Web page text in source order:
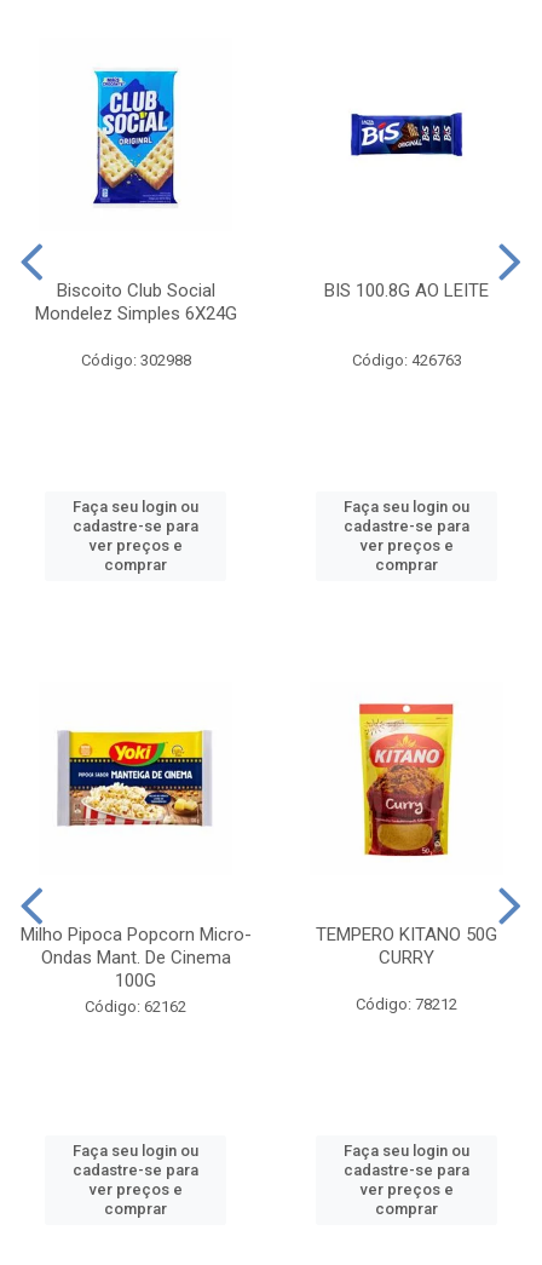
Biscoito Club Social
Mondelez Simples 6X24G
Código: 302988
Faça seu login ou
cadastre-se para
ver preços e
comprar
BIS 100.8G AO LEITE
Código: 426763
Faça seu login ou
cadastre-se para
ver preços e
comprar
Milho Pipoca Popcorn Micro-
Ondas Mant. De Cinema
100G
Código: 62162
Faça seu login ou
cadastre-se para
ver preços e
comprar
TEMPERO KITANO 50G
CURRY
Código: 78212
Faça seu login ou
cadastre-se para
ver preços e
comprar